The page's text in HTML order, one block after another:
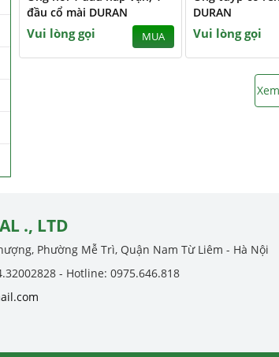
đầu cổ mài DURAN
Vui lòng gọi MUA
DURAN
Vui lòng gọi
., LTD
Phường Mễ Trì, Quận Nam Từ Liêm - Hà Nội
- Hotline: 0975.646.818